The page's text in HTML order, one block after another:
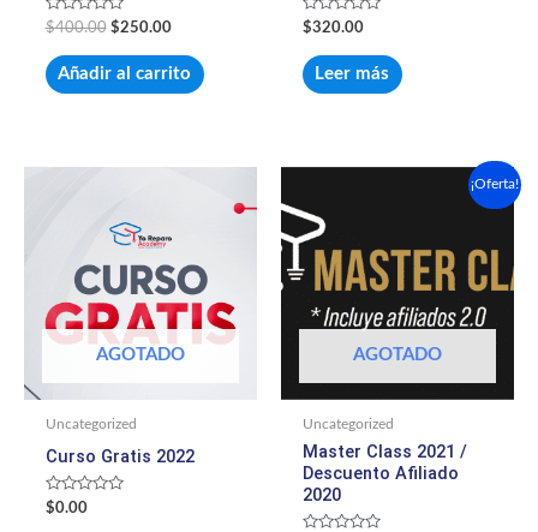
Valorado
con
de
5
$400.00 $250.00
Añadir al carrito
Valorado
con
de
5
$320.00
Leer más
AGOTADO
Uncategorized
Curso Gratis 2022
Valorado
$0.00
¡Oferta!
AGOTADO
Uncategorized
Master Class 2021 /
Descuento Afiliado
2020
$750.00.
precio
$450.00.